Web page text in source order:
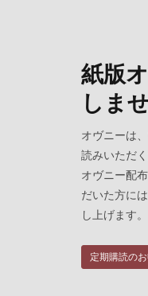
紙版
しま
オヴニーは
読みいただ
オヴニー配
だいた方に
し上げます。
定期購読の